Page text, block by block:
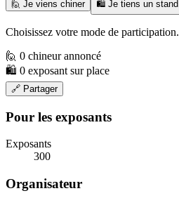
🙋 Je viens chiner 🛍️ Je tiens un stand
Choisissez votre mode de participation.
🙋 0 chineur annoncé
🛍️ 0 exposant sur place
🔗 Partager
Pour les exposants
Exposants
300
Organisateur